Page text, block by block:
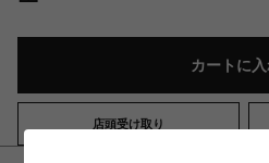
カートに
店頭受け取り